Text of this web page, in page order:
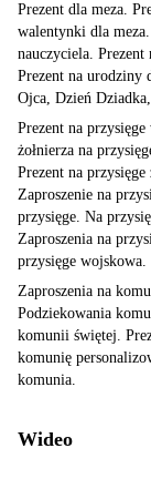
Prezent dla meza.
walentynki dla
nauczyciela.
Prezent na urodziny
Ojca, Dzień
Prezent na
żołnierza na
Prezent na
Zaproszenie na
przysięge. Na
Zaproszenia na
przysięge wojskowa.
Zaproszenia na
Podziekowania
komunii świętej.
komunię
komunia.
Wideo